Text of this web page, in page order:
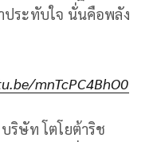
ประทับใจ นั่นคือพลัง
mnTcPC4BhO0
ริษัท โตโยต้าริช